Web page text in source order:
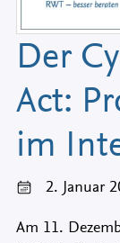
Der
Act:
im
2. Januar
Am 11.